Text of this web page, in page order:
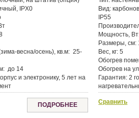
IPX0
весна/осень), кв.м: 25-
до 14
и электронику, 5 лет на
ПОДРОБНЕЕ
Вид:
IP55
Мощность,
Размеры, см:
Вес, кг: 5
Обогрев
Обогрев на
Гарантия: 2
Сравнить